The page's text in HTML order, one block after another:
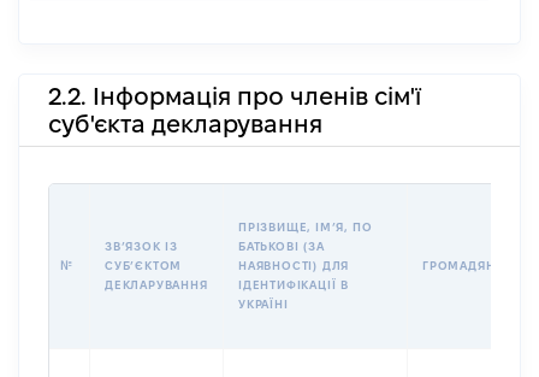
2.2. Інформація про членів сім'ї
суб'єкта декларування
№
ЗВʼЯЗОК ІЗ
СУБʼЄКТОМ
ДЕКЛАРУВАННЯ
ПРІЗВИЩЕ, ІМʼЯ, ПО
БАТЬКОВІ (ЗА
НАЯВНОСТІ) ДЛЯ
ІДЕНТИФІКАЦІЇ В
УКРАЇНІ
ГРОМАДЯНСТВО